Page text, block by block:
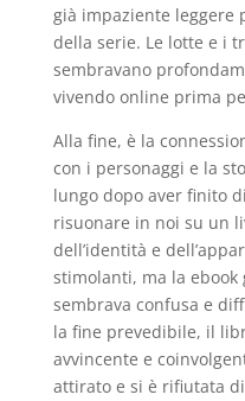
già impaziente leggere
della serie. Le lotte e i
sembravano
vivendo online prima
Alla fine, è la
con i personaggi e la
lungo dopo aver finito
risuonare in noi su un
dell’identità e
stimolanti, ma la ebook
sembrava confusa e
la fine prevedibile, il
avvincente e
attirato e si è rifiutata